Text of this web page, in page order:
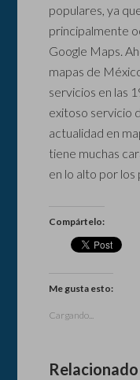
populares, ya
principalmente
Google Maps.
mapas de
servicios en las
exitoso servicio
actualidad en
tiene muchas
en lo alto por los
Compártelo:
Me gusta esto:
Cargando...